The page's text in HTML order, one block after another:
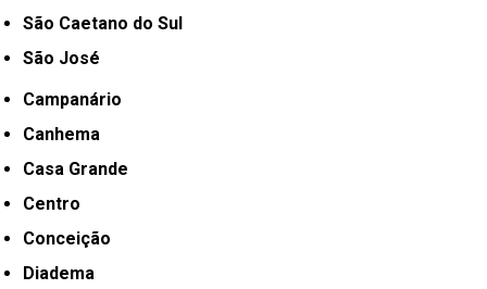
São Caetano do Sul
São José
Campanário
Canhema
Casa Grande
Centro
Conceição
Diadema